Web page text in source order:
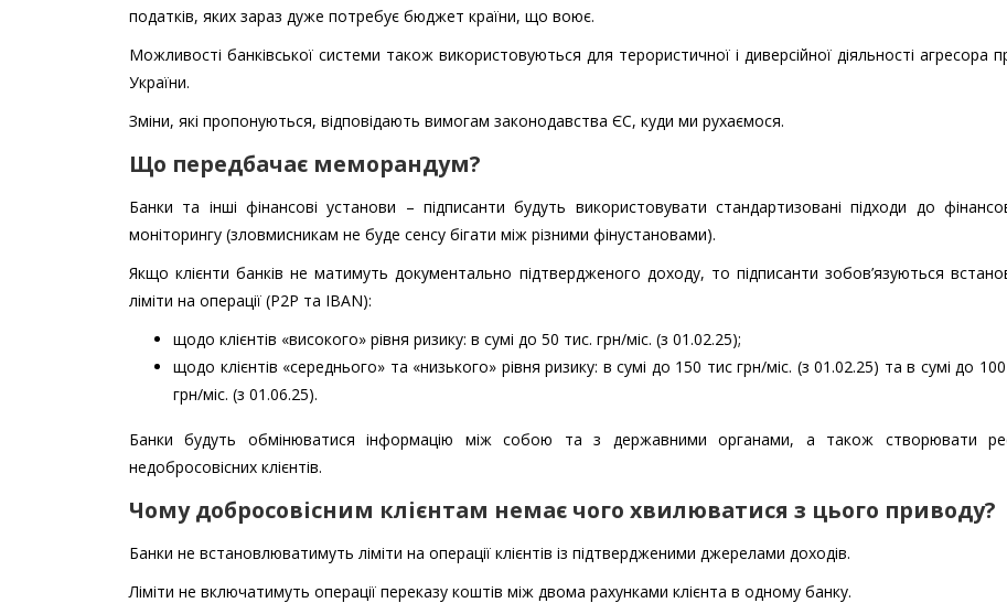
податків, яких зараз дуже потребує бюджет країни, що воює.
Можливості банківської системи також використовуються для терористичної і диверсійної діяльності агресора
України.
Зміни, які пропонуються, відповідають вимогам законодавства ЄС, куди ми рухаємося.
Що передбачає меморандум?
Банки та інші фінансові установи – підписанти будуть використовувати стандартизовані підходи до
моніторингу (зловмисникам не буде сенсу бігати між різними фінустановами).
Якщо клієнти банків не матимуть документально підтвердженого доходу, то підписанти зобов’язуються
ліміти на операції (Р2Р та IBAN):
щодо клієнтів «високого» рівня ризику: в сумі до 50 тис. грн/міс. (з 01.02.25);
щодо клієнтів «середнього» та «низького» рівня ризику: в сумі до 150 тис грн/міс. (з 01.02.25) та в сумі до
грн/міс. (з 01.06.25).
Банки будуть обмінюватися інформацію між собою та з державними органами, а також створювати
недобросовісних клієнтів.
Чому добросовісним клієнтам немає чого хвилюватися з цього приводу?
Банки не встановлюватимуть ліміти на операції клієнтів із підтвердженими джерелами доходів.
Ліміти не включатимуть операції переказу коштів між двома рахунками клієнта в одному банку.